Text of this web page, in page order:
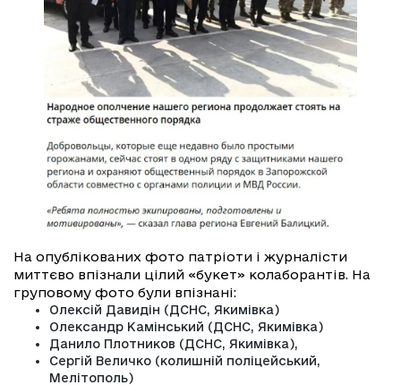
На опублікованих фото патріоти і журналісти
миттєво впізнали цілий «букет» колаборантів. На
груповому фото були впізнані:
Олексій Давидін (ДСНС, Якимівка)
Олександр Камінський (ДСНС, Якимівка)
Данило Плотников (ДСНС, Якимівка),
Сергій Величко (колишній поліцейський,
Мелітополь)